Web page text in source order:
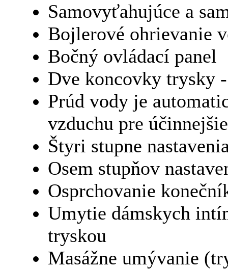
Samovyťahujúce a
Bojlerové ohrievanie
Bočný ovládací panel
Dve koncovky trysky
Prúd vody je
vzduchu pre
Štyri stupne
Osem stupňov
Osprchovanie
Umytie dámskych
tryskou
Masážne umývanie